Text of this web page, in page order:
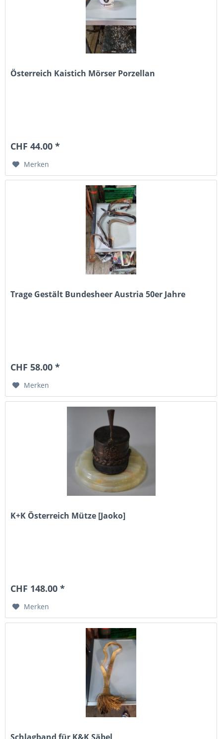
Österreich Kaistich Mörser Porzellan
CHF 44.00 *
Merken
Trage Gestält Bundesheer Austria 50er Jahre
CHF 58.00 *
Merken
K+K Österreich Mütze [Jaoko]
CHF 148.00 *
Merken